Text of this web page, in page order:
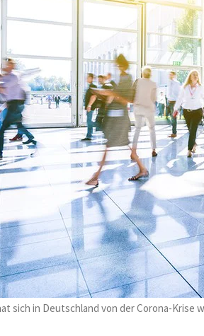
sich in Deutschland von der Corona-